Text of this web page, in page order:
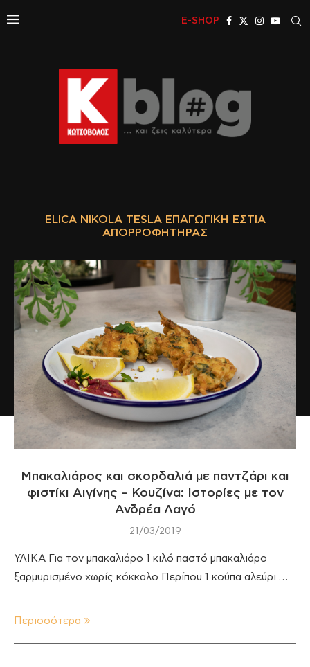
E-SHOP
ELICA NIKOLA TESLA ΕΠΑΓΩΓΙΚΉ ΕΣΤΊΑ
ΑΠΟΡΡΟΦΗΤΉΡΑΣ
Μπακαλιάρος και σκορδαλιά με παντζάρι και
φιστίκι Αιγίνης – Κουζίνα: Ιστορίες με τον
Ανδρέα Λαγό
21/03/2019
ΥΛΙΚΑ Για τον μπακαλιάρο 1 κιλό παστό μπακαλιάρο
ξαρμυρισμένο χωρίς κόκκαλο Περίπου 1 κούπα αλεύρι …
Περισσότερα